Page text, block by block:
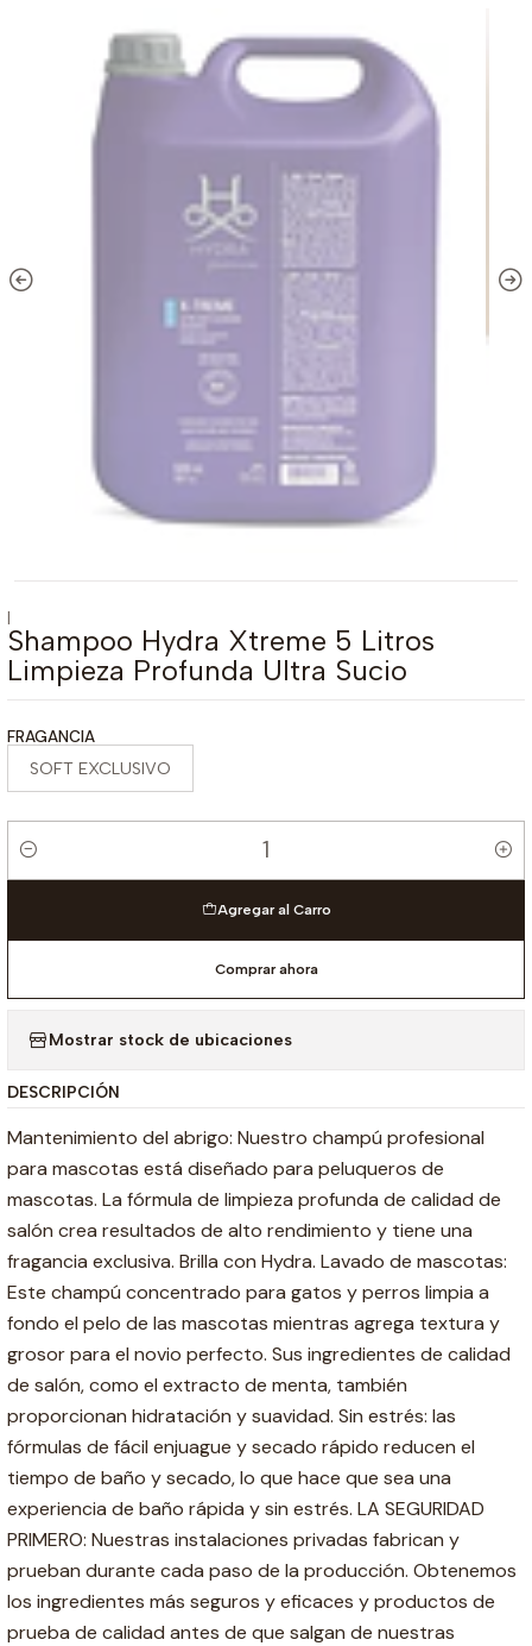
|
Shampoo Hydra Xtreme 5 Litros
Limpieza Profunda Ultra Sucio
FRAGANCIA
SOFT EXCLUSIVO
Cantidad
Agregar al Carro
Comprar ahora
Mostrar stock de ubicaciones
DESCRIPCIÓN
Mantenimiento del abrigo: Nuestro champú profesional
para mascotas está diseñado para peluqueros de
mascotas. La fórmula de limpieza profunda de calidad de
salón crea resultados de alto rendimiento y tiene una
fragancia exclusiva. Brilla con Hydra. Lavado de mascotas:
Este champú concentrado para gatos y perros limpia a
fondo el pelo de las mascotas mientras agrega textura y
grosor para el novio perfecto. Sus ingredientes de calidad
de salón, como el extracto de menta, también
proporcionan hidratación y suavidad. Sin estrés: las
fórmulas de fácil enjuague y secado rápido reducen el
tiempo de baño y secado, lo que hace que sea una
experiencia de baño rápida y sin estrés. LA SEGURIDAD
PRIMERO: Nuestras instalaciones privadas fabrican y
prueban durante cada paso de la producción. Obtenemos
los ingredientes más seguros y eficaces y productos de
prueba de calidad antes de que salgan de nuestras